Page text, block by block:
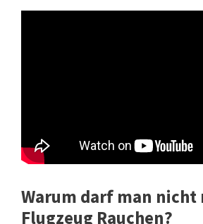
Warum darf man nicht
Flugzeug Rauchen?